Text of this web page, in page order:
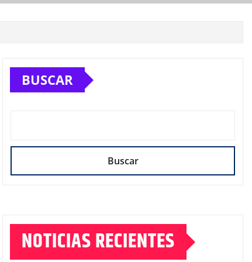
BUSCAR
Buscar
NOTICIAS RECIENTES